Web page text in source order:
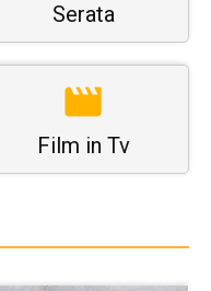
Serata
Film in Tv